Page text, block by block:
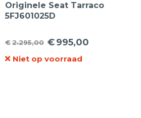
Originele Seat Tarraco
5FJ601025D
lichtmetalen velgen
€2.295,00
Oorspronkelijke
prijs
€995,00
Huidige
prijs
Niet op voorraad